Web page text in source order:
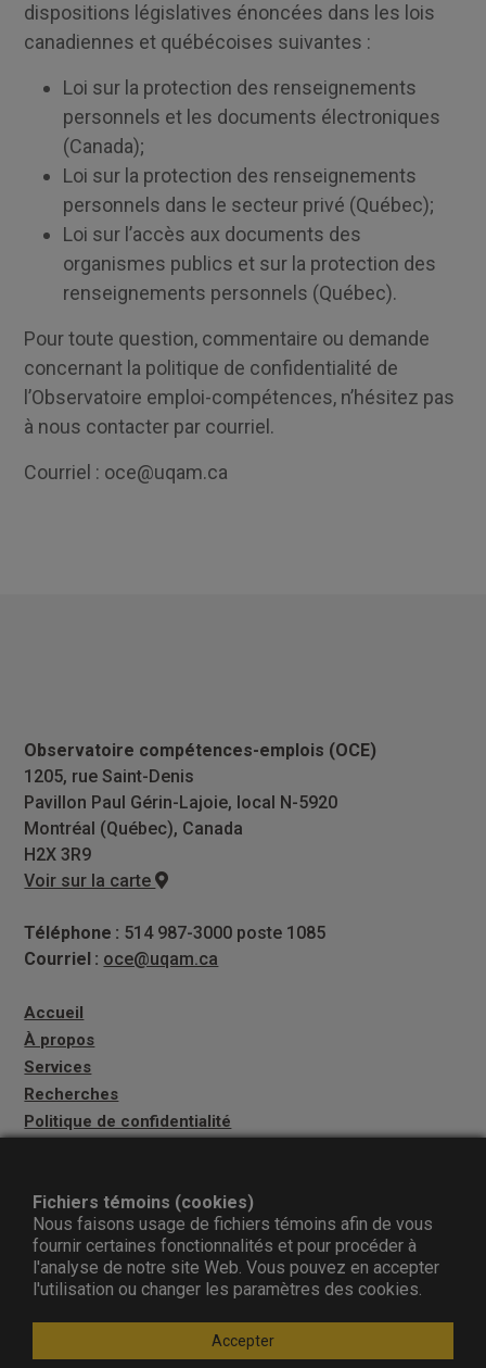
dispositions législatives énoncées dans les lois
canadiennes et québécoises suivantes :
Loi sur la protection des renseignements
personnels et les documents électroniques
(Canada);
Loi sur la protection des renseignements
personnels dans le secteur privé (Québec);
Loi sur l’accès aux documents des
organismes publics et sur la protection des
renseignements personnels (Québec).
Pour toute question, commentaire ou demande
concernant la politique de confidentialité de
l’Observatoire emploi-compétences, n’hésitez pas
à nous contacter par courriel.
Courriel : oce@uqam.ca
Observatoire compétences-emplois (OCE)
1205, rue Saint-Denis
Pavillon Paul Gérin-Lajoie, local N-5920
Montréal (Québec), Canada
H2X 3R9
Voir sur la carte
Téléphone : 514 987-3000 poste 1085
Courriel : oce@uqam.ca
Accueil
À propos
Services
Recherches
Politique de confidentialité
S'ABONNER À L'INFOLETTRE
Suivez-nous
Fichiers témoins (cookies)
Nous faisons usage de fichiers témoins afin de vous
fournir certaines fonctionnalités et pour procéder à
l'analyse de notre site Web. Vous pouvez en accepter
l'utilisation ou changer les paramètres des cookies.
Accepter